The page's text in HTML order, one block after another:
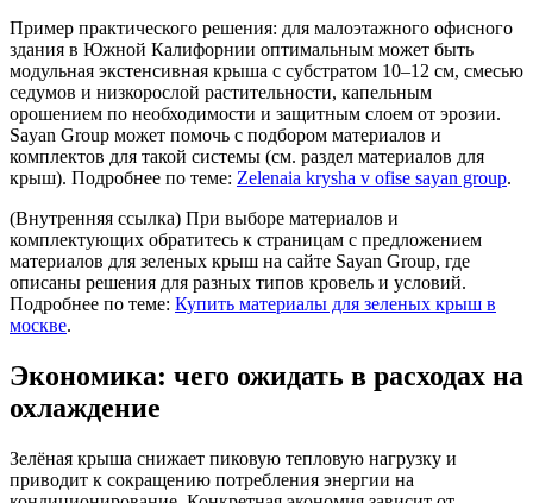
Пример практического решения: для малоэтажного офисного
здания в Южной Калифорнии оптимальным может быть
модульная экстенсивная крыша с субстратом 10–12 см, смесью
седумов и низкорослой растительности, капельным
орошением по необходимости и защитным слоем от эрозии.
Sayan Group может помочь с подбором материалов и
комплектов для такой системы (см. раздел материалов для
крыш). Подробнее по теме: Zelenaia krysha v ofise sayan group.
(Внутренняя ссылка) При выборе материалов и
комплектующих обратитесь к страницам с предложением
материалов для зеленых крыш на сайте Sayan Group, где
описаны решения для разных типов кровель и условий.
Подробнее по теме: Купить материалы для зеленых крыш в
москве.
Экономика: чего ожидать в расходах на
охлаждение
Зелёная крыша снижает пиковую тепловую нагрузку и
приводит к сокращению потребления энергии на